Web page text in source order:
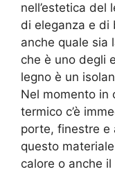
nell’estetica del
di eleganza e di
anche quale sia
che è uno degli
legno è un
Nel momento in
termico c’è
porte, finestre e
questo
calore o anche il